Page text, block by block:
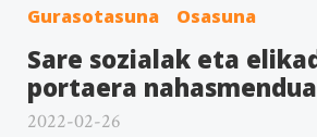
Gurasotasuna Osasuna
Sare sozialak eta
portaera
2022-02-26